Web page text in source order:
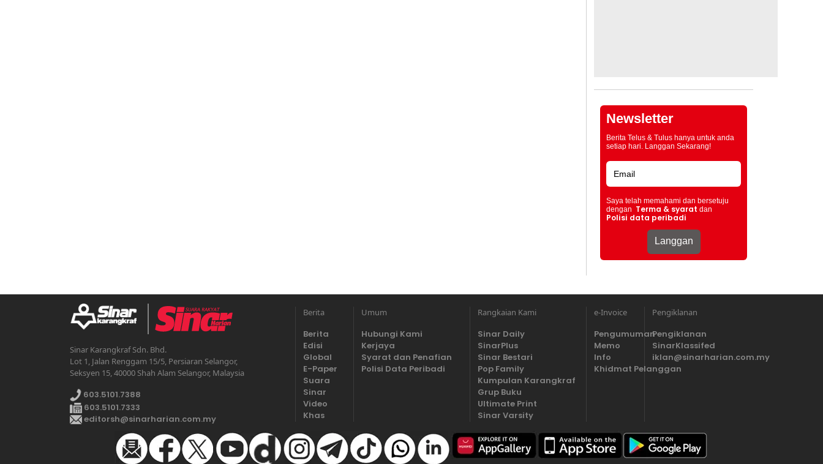
Newsletter
Berita Telus & Tulus hanya untuk anda
setiap hari. Langgan Sekarang!
Saya telah memahami dan bersetuju
dengan Terma & syarat dan
Polisi data peribadi
Sinar Karangkraf Sdn. Bhd.
Lot 1, Jalan Renggam 15/5, Persiaran Selangor,
Seksyen 15, 40000 Shah Alam Selangor, Malaysia
603.5101.7388
603.5101.7333
editorsh@sinarharian.com.my
Berita
Berita
Edisi
Global
E-Paper
Suara
Sinar
Video
Khas
Umum
Hubungi Kami
Kerjaya
Syarat dan Penafian
Polisi Data Peribadi
Rangkaian Kami
Sinar Daily
SinarPlus
Sinar Bestari
Pop Family
Kumpulan Karangkraf
Grup Buku
Ultimate Print
Sinar Varsity
e-Invoice
Pengumuman
Memo
Info
Khidmat Pelanggan
Pengiklanan
Pengiklanan
SinarKlassifed
iklan@sinarharian.com.my